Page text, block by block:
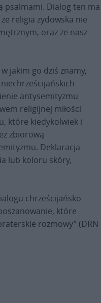
psalmami. Dialog ten ma
religia żydowska nie
oraz że nasz
jakim go dziś znamy,
antysemityzmu
religijnej miłości
które kiedykolwiek i
zbiorową
Deklaracja
lub koloru skóry,
chrześcijańsko-
które
rozmowy” (DRN